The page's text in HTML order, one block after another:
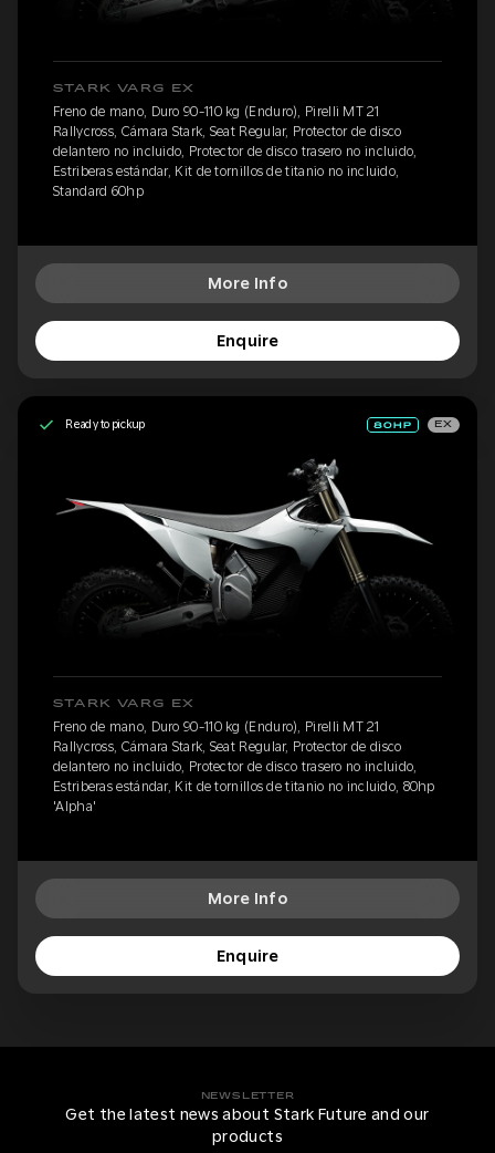
STARK VARG EX
Freno de mano, Duro 90-110 kg (Enduro), Pirelli MT 21
Rallycross, Cámara Stark, Seat Regular, Protector de disco
delantero no incluido, Protector de disco trasero no incluido,
Estriberas estándar, Kit de tornillos de titanio no incluido,
Standard 60hp
More Info
Enquire
Ready to pickup EX
STARK VARG EX
Freno de mano, Duro 90-110 kg (Enduro), Pirelli MT 21
Rallycross, Cámara Stark, Seat Regular, Protector de disco
delantero no incluido, Protector de disco trasero no incluido,
Estriberas estándar, Kit de tornillos de titanio no incluido, 80hp
'Alpha'
More Info
Enquire
NEWSLETTER
Get the latest news about Stark Future and our
products